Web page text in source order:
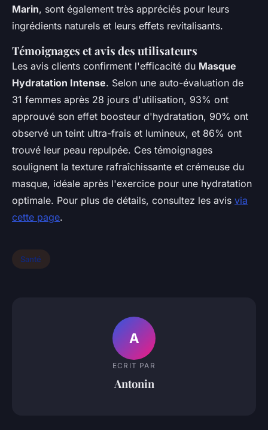
Marin, sont également très appréciés pour leurs
ingrédients naturels et leurs effets revitalisants.
Témoignages et avis des utilisateurs
Les avis clients confirment l'efficacité du Masque
Hydratation Intense. Selon une auto-évaluation de
31 femmes après 28 jours d'utilisation, 93% ont
approuvé son effet boosteur d'hydratation, 90% ont
observé un teint ultra-frais et lumineux, et 86% ont
trouvé leur peau repulpée. Ces témoignages
soulignent la texture rafraîchissante et crémeuse du
masque, idéale après l'exercice pour une hydratation
optimale. Pour plus de détails, consultez les avis via
cette page.
Santé
A
ECRIT PAR
Antonin